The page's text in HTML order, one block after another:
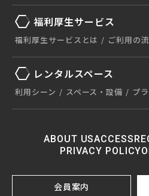
福利厚生サービス
福利厚生サービスとは ご利用の
レンタルスペース
利用シーン スペース・設備 プ
ABOUT USACCESS
PRIVACY POLICY
会員案内